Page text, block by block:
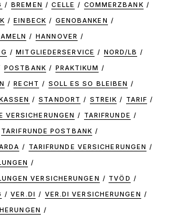
BREMEN CELLE
COMMERZBANK
EINBECK
GENOBANKEN
HANNOVER
MITGLIEDERSERVICE
NORD/LB
POSTBANK
PRAKTIKUM
RECHT
SOLL ES SO BLEIBEN
STANDORT STREIK
TARIF
VERSICHERUNGEN
TARIFRUNDE
TARIFRUNDE POSTBANK
TARIFRUNDE VERSICHERUNGEN
VERSICHERUNGEN
TVÖD
VER.DI
VER.DI VERSICHERUNGEN